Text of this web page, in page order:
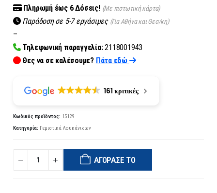
Πληρωμή έως 6Δόσεις! (Με πιστωτική κάρτα)
Παράδοση σε 5-7 εργάσιμες (Για Αθήνα και Θεσ/κη)
–
Τηλεφωνική παραγγελία:2118001943
Θες να σε καλέσουμε? Πάτα εδώ
161 κριτικές
Κωδικός προϊόντος: 15129
Κατηγορία: Γεμιστικά Λουκάνικων
ΑΓΌΡΑΣΈ ΤΟ